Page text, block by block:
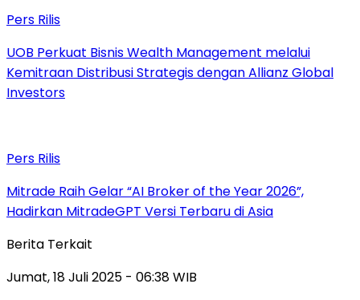
Pers Rilis
UOB Perkuat Bisnis Wealth Management melalui
Kemitraan Distribusi Strategis dengan Allianz Global
Investors
Pers Rilis
Mitrade Raih Gelar “AI Broker of the Year 2026”,
Hadirkan MitradeGPT Versi Terbaru di Asia
Berita Terkait
Jumat, 18 Juli 2025 - 06:38 WIB